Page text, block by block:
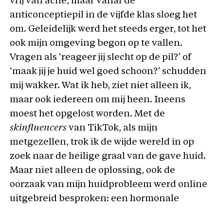
anticonceptiepil in de vijfde klas sloeg het
om. Geleidelijk werd het steeds erger, tot het
ook mijn omgeving begon op te vallen.
Vragen als ‘reageer jij slecht op de pil?’ of
‘maak jij je huid wel goed schoon?’ schudden
mij wakker. Wat ik heb, ziet niet alleen ik,
maar ook iedereen om mij heen. Ineens
moest het opgelost worden. Met de
skinfluencers van TikTok, als mijn
metgezellen, trok ik de wijde wereld in op
zoek naar de heilige graal van de gave huid.
Maar niet alleen de oplossing, ook de
oorzaak van mijn huidprobleem werd online
uitgebreid besproken: een hormonale